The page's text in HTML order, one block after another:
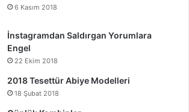
6 Kasım 2018
İnstagramdan Saldırgan Yorumlara
Engel
22 Ekim 2018
2018 Tesettür Abiye Modelleri
18 Şubat 2018